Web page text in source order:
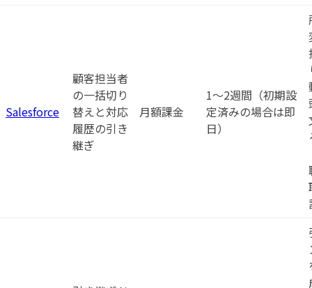
Salesforce
顧客担当者
の一括切り
替えと対応
履歴の引き
継ぎ
月額課金
1〜2週間（初期設
定済みの場合は即
日）